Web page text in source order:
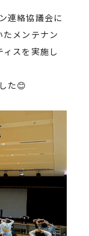
連絡協議会に
たメンテナン
スを実施し
た😊